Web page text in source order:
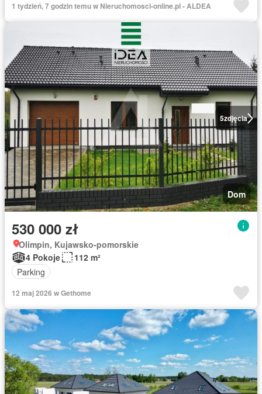
1 tydzień, 7 godzin temu w Nieruchomosci-online.pl - ALDEA
5zdjęcia
Dom
530 000 zł
Olimpin, Kujawsko-pomorskie
4 Pokoje
112 m²
Parking
12 maj 2026 w Gethome